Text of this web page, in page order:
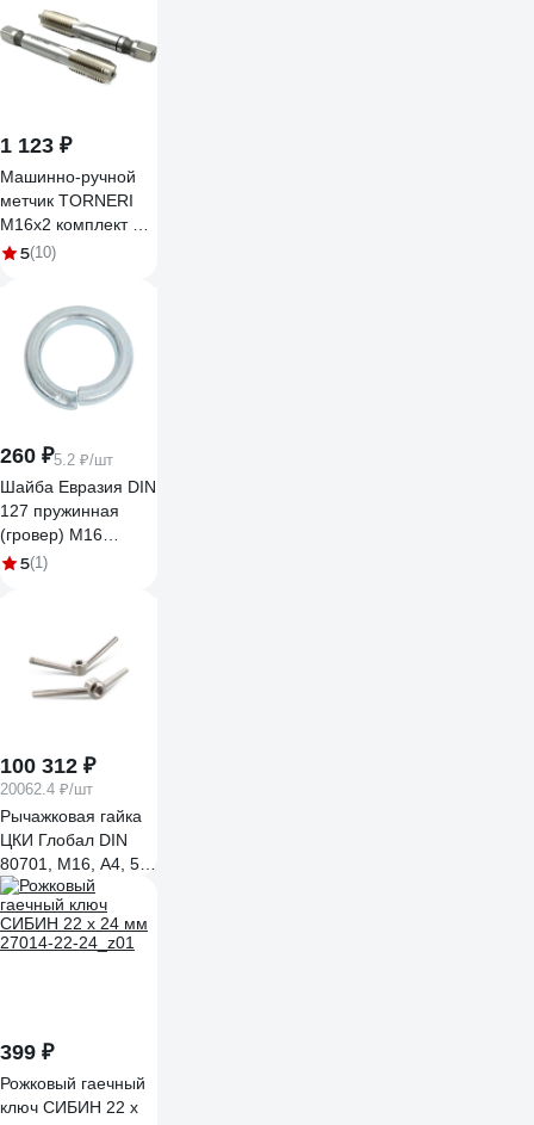
1 123 ₽
Машинно-ручной
метчик TORNERI
М16х2 комплект из
2-х штук Р6М5
5(10)
260 ₽5.2 ₽/шт
Шайба Евразия DIN
127 пружинная
(гровер) М16
гальван. цинк (50
5(1)
100 312 ₽
20062.4 ₽/шт
Рычажковая гайка
ЦКИ Глобал DIN
80701, М16, A4, 5
шт. 72333
399 ₽
Рожковый гаечный
ключ СИБИН 22 x